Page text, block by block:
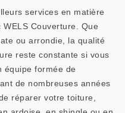
services en matière
Couverture. Que
ou arrondie, la qualité
reste constante si vous
équipe formée de
de nombreuses années
réparer votre toiture,